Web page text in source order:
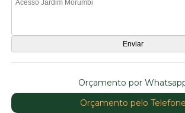
Orçamento por
Orçamento pelo Telefone